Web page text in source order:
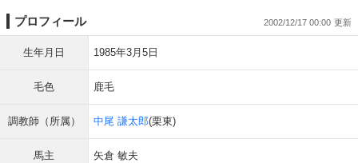
プロフィール 2002/12/17 00:00
生年月日 1985年3月5日
毛色 鹿毛
調教師（所属） 中尾 謙太郎(栗東)
馬主 矢倉 敏夫